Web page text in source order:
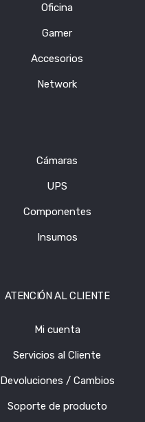
Oficina
Gamer
Accesorios
Network
Cámaras
UPS
Componentes
Insumos
ATENCIÓN AL CLIENTE
Mi cuenta
Servicios al Cliente
Devoluciones / Cambios
Soporte de producto